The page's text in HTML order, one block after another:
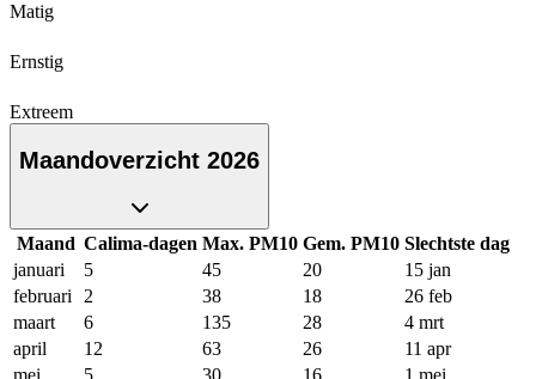
Matig
Ernstig
Extreem
Maandoverzicht 2026
Maand Calima-dagen Max. PM10 Gem. PM10 Slechtste dag
januari
5 45 20
15 jan
februari
2 38 18
26 feb
maart
6 135 28
4 mrt
april
12 63 26
11 apr